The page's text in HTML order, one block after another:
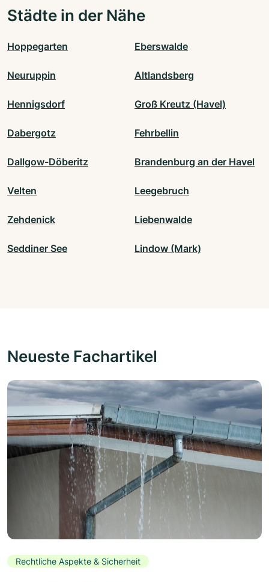
Städte in der Nähe
Hoppegarten Eberswalde
Neuruppin Altlandsberg
Hennigsdorf Groß Kreutz (Havel)
Dabergotz Fehrbellin
Dallgow-Döberitz Brandenburg an der Havel
Velten Leegebruch
Zehdenick Liebenwalde
Seddiner See Lindow (Mark)
Neueste Fachartikel
Rechtliche Aspekte & Sicherheit